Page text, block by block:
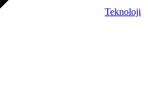
Teknoloji